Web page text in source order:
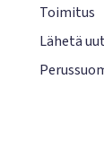
Toimitus
Lähetä